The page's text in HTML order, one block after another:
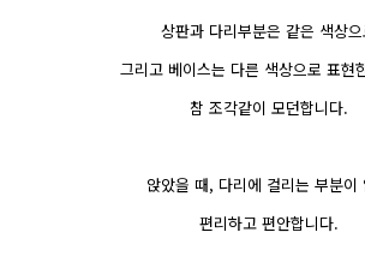
상판과 다리부분은 같은 색상
그리고 베이스는 다른 색상으로 표현
참 조각같이 모던합니다.
앉았을 때, 다리에 걸리는 부분이
편리하고 편안합니다.